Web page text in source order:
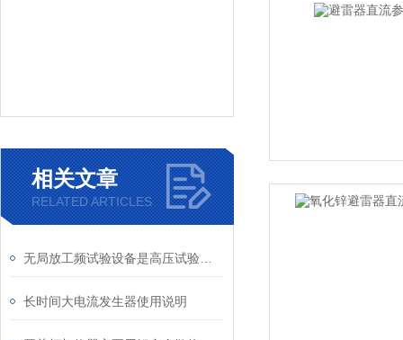
相关文章
RELATED ARTICLES
长时间大电流发生器使用说明